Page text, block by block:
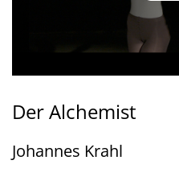
Der Alchemist
Johannes Krahl